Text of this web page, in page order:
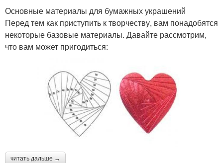
Основные материалы для бумажных украшений
Перед тем как приступить к творчеству, вам понадобятся
некоторые базовые материалы. Давайте рассмотрим,
что вам может пригодиться:
читать дальше →